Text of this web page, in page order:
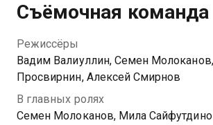
Съёмочная команда
Режиссёры
Вадим Валиуллин, Семен
Просвирнин, Алексей Смирнов
В главных ролях
Семен Молоканов, Мила